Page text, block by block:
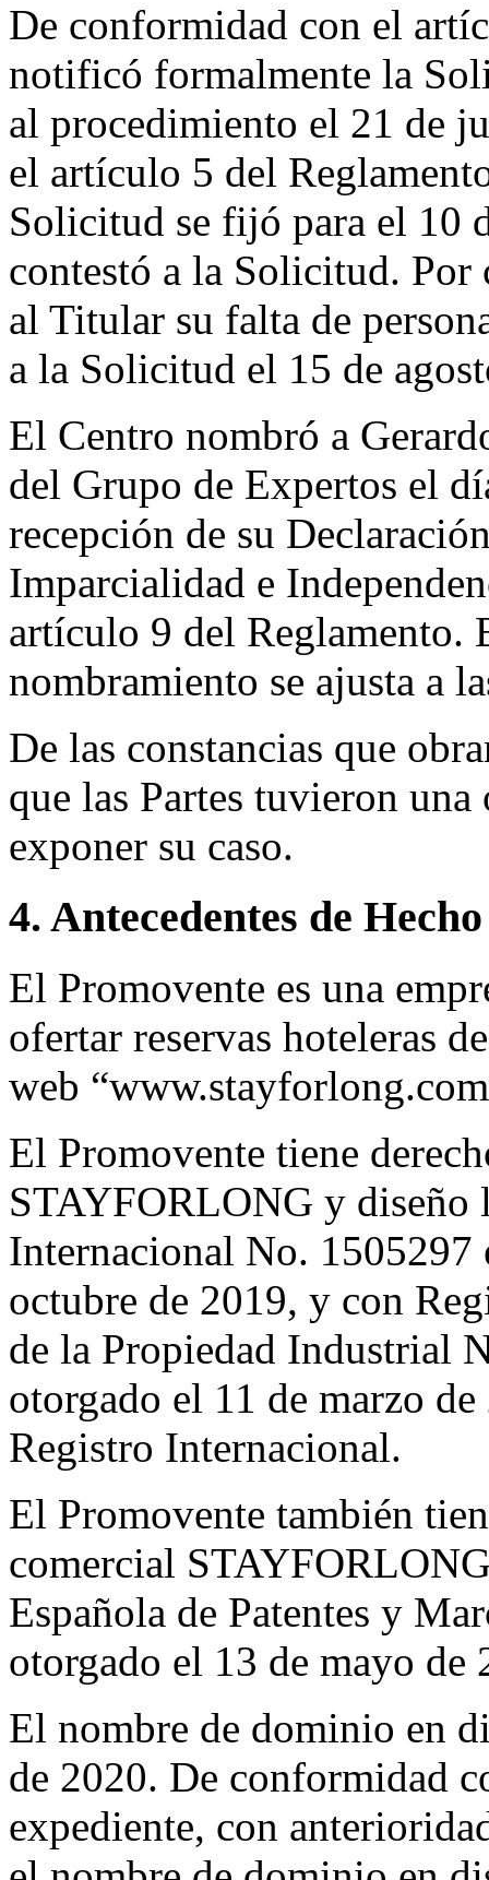
De conformidad con el
notificó formalmente la
al procedimiento el 21 de
el artículo 5 del
Solicitud se fijó para el 10
contestó a la Solicitud.
al Titular su falta de
a la Solicitud el 15 de
El Centro nombró a
del Grupo de Expertos el
recepción de su
Imparcialidad e
artículo 9 del Reglamento.
nombramiento se ajusta a
De las constancias que
que las Partes tuvieron
exponer su caso.
4. Antecedentes de Hecho
El Promovente es una
ofertar reservas hoteleras
web
El Promovente tiene
STAYFORLONG y diseño
Internacional No. 1505297
octubre de 2019, y con
de la Propiedad Industrial
otorgado el 11 de marzo
Registro Internacional.
El Promovente también
comercial
Española de Patentes y
otorgado el 13 de mayo de
El nombre de dominio en
de 2020. De conformidad
expediente, con